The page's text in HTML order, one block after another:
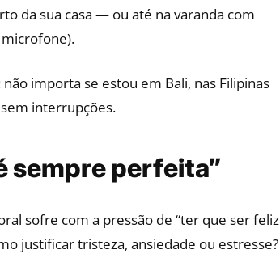
da sua casa — ou até na varanda com
importa se estou em Bali, nas Filipinas
interrupções.
sempre perfeita”
sofre com a pressão de “ter que ser feliz
justificar tristeza, ansiedade ou estresse?